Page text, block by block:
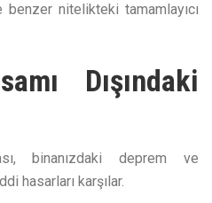
benzer nitelikteki tamamlayıcı
Dışındaki
binanızdaki deprem ve
hasarları karşılar.